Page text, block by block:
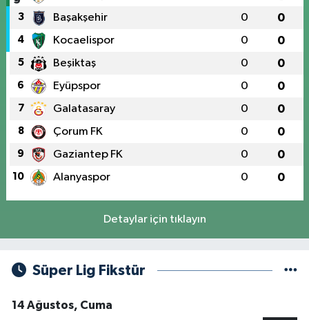
3 Başakşehir 0 0
4 Kocaelispor 0 0
5 Beşiktaş 0 0
6 Eyüpspor 0 0
7 Galatasaray 0 0
8 Çorum FK 0 0
9 Gaziantep FK 0 0
10 Alanyaspor 0 0
Detaylar için tıklayın
Süper Lig Fikstür
14 Ağustos, Cuma